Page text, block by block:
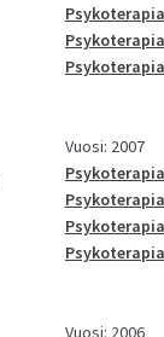
Vuosi: 2007
Vuosi: 2006